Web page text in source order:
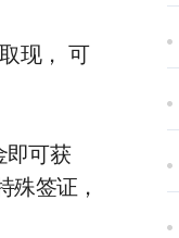
现， 可
即可获
殊签证，